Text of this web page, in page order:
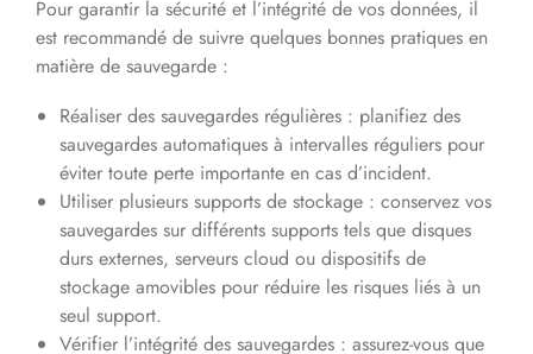
Pour garantir la sécurité et l’intégrité de vos données, il
est recommandé de suivre quelques bonnes pratiques en
matière de sauvegarde :
Réaliser des sauvegardes régulières : planifiez des
sauvegardes automatiques à intervalles réguliers pour
éviter toute perte importante en cas d’incident.
Utiliser plusieurs supports de stockage : conservez vos
sauvegardes sur différents supports tels que disques
durs externes, serveurs cloud ou dispositifs de
stockage amovibles pour réduire les risques liés à un
seul support.
Vérifier l’intégrité des sauvegardes : assurez-vous que